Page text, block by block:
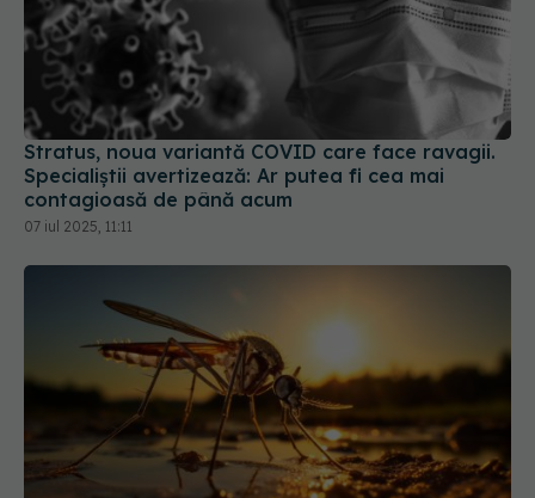
Stratus, noua variantă COVID care face ravagii.
Specialiștii avertizează: Ar putea fi cea mai
contagioasă de până acum
07 iul 2025, 11:11